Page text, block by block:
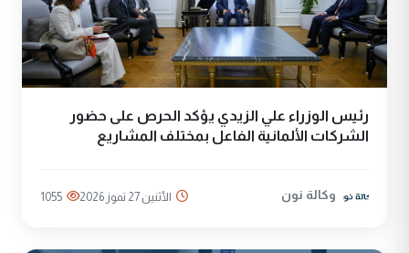
رئيس الوزراء علي الزيدي يؤكد الحرص على حضور
الشركات الألمانية الفاعل بمختلف المشاريع
وكالة نون الأثنين 27 تموز 2026 1055